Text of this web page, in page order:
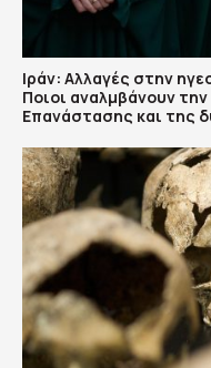
Ιράν: Αλλαγές στην
Ποιοι αναλμβάνουν
Επανάστασης και της